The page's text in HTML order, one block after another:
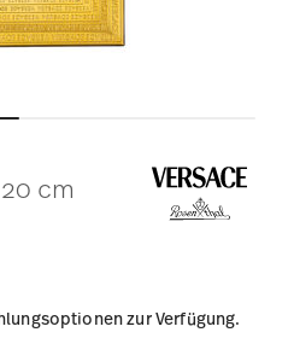
cm
zur Verfügung.